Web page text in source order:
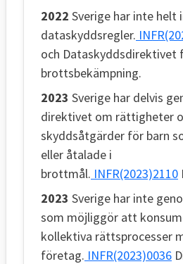
2022 Sverige har inte helt
dataskyddsregler.
och Dataskyddsdirektivet
brottsbekämpning.
2023 Sverige har delvis
direktivet om rättigheter
skyddsåtgärder för barn
eller åtalade i
brottmål. INFR(2023)2110
2023 Sverige har inte
som möjliggör att
kollektiva rättsprocesser
företag. INFR(2023)0036